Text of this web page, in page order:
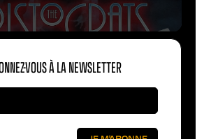
VOUS À LA NEWSLETTER